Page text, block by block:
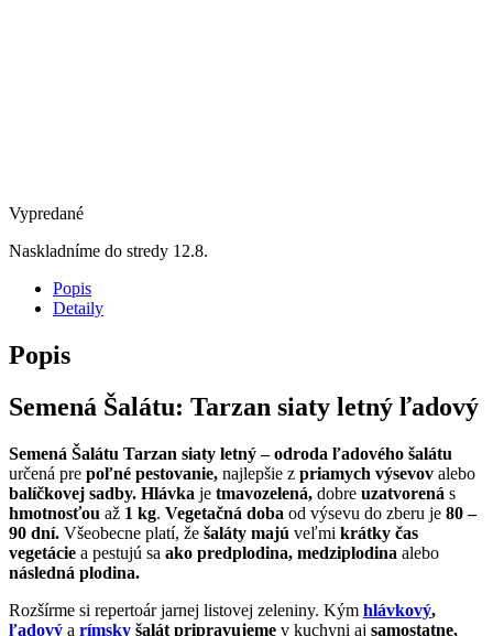
Vypredané
Naskladníme do stredy 12.8.
Popis
Detaily
Popis
Semená Šalátu: Tarzan siaty letný ľadový
Semená Šalátu Tarzan siaty letný – odroda ľadového šalátu
určená pre poľné pestovanie, najlepšie z priamych výsevov alebo
balíčkovej sadby. Hlávka je tmavozelená, dobre uzatvorená s
hmotnosťou až 1 kg. Vegetačná doba od výsevu do zberu je 80 –
90 dní. Všeobecne platí, že šaláty majú veľmi krátky čas
vegetácie a pestujú sa ako predplodina, medziplodina alebo
následná plodina.
Rozšírme si repertoár jarnej listovej zeleniny. Kým hlávkový,
ľadový a rímsky šalát pripravujeme v kuchyni aj samostatne,